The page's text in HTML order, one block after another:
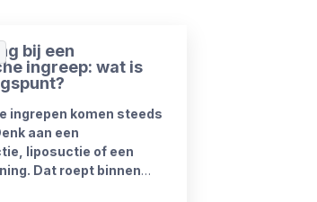
bij een
ingreep: wat is
ingrepen komen steeds
aan een
liposuctie of een
Dat roept binnen